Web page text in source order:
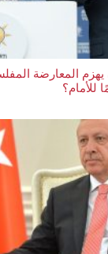
يهزم المعارضة